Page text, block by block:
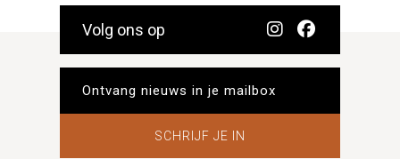
Volg ons op
SCHRIJF JE IN